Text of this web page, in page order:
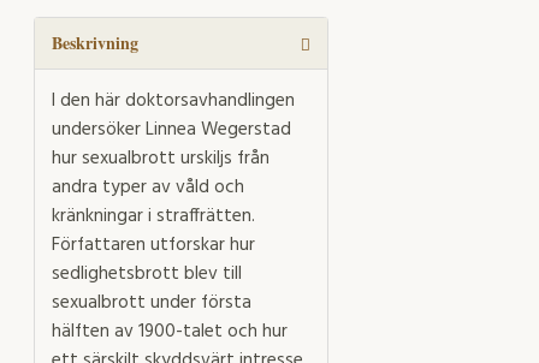
straffvärda
kränkningar
mängd
Beskrivning
I den här doktorsavhandlingen
undersöker Linnea Wegerstad
hur sexualbrott urskiljs från
andra typer av våld och
kränkningar i straffrätten.
Författaren utforskar hur
sedlighetsbrott blev till
sexualbrott under första
hälften av 1900-talet och hur